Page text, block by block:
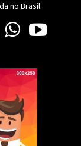
no Brasil.